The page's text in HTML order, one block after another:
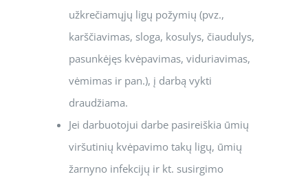
užkrečiamųjų ligų požymių (pvz.,
karščiavimas, sloga, kosulys, čiaudulys,
pasunkėjęs kvėpavimas, viduriavimas,
vėmimas ir pan.), į darbą vykti
draudžiama.
Jei darbuotojui darbe pasireiškia ūmių
viršutinių kvėpavimo takų ligų, ūmių
žarnyno infekcijų ir kt. susirgimo